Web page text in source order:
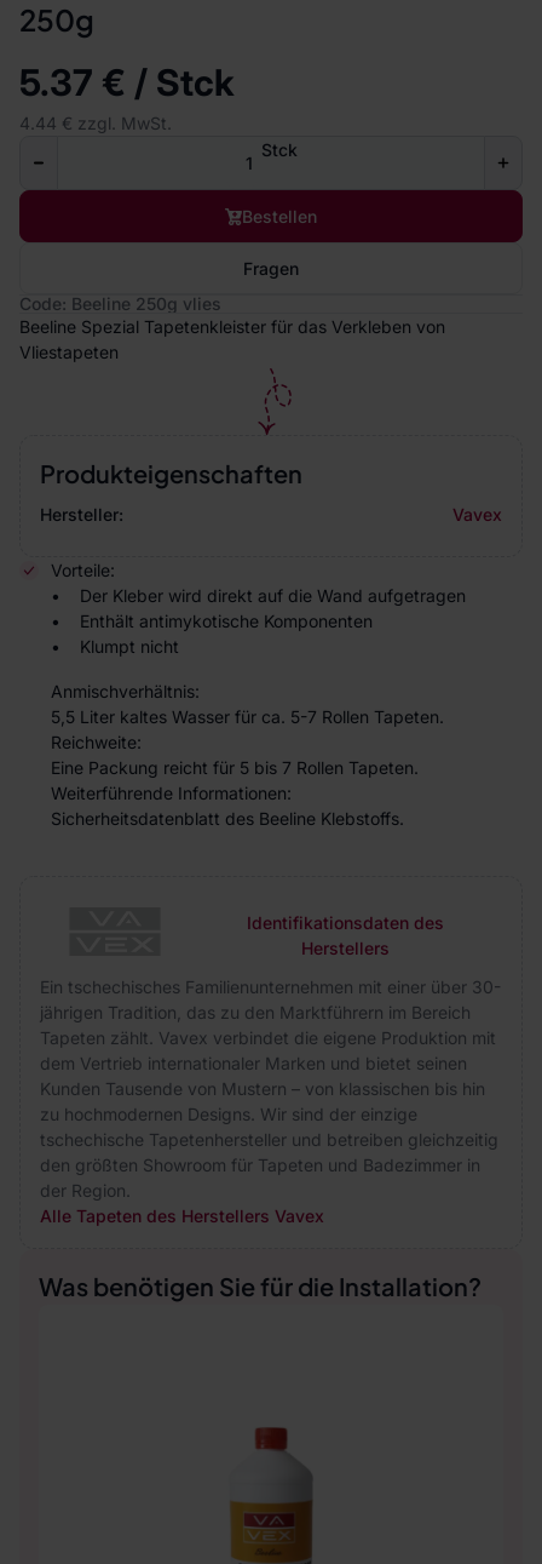
250g
5.37 € / Stck
4.44 € zzgl. MwSt.
Stck
Bestellen
Fragen
Code: Beeline 250g vlies
Beeline Spezial Tapetenkleister für das Verkleben von
Vliestapeten
Produkteigenschaften
Hersteller: Vavex
Vorteile:
• Der Kleber wird direkt auf die Wand aufgetragen
• Enthält antimykotische Komponenten
• Klumpt nicht
Anmischverhältnis:
5,5 Liter kaltes Wasser für ca. 5-7 Rollen Tapeten.
Reichweite:
Eine Packung reicht für 5 bis 7 Rollen Tapeten.
Weiterführende Informationen:
Sicherheitsdatenblatt des Beeline Klebstoffs.
Identifikationsdaten des
Herstellers
Ein tschechisches Familienunternehmen mit einer über 30-
jährigen Tradition, das zu den Marktführern im Bereich
Tapeten zählt. Vavex verbindet die eigene Produktion mit
dem Vertrieb internationaler Marken und bietet seinen
Kunden Tausende von Mustern – von klassischen bis hin
zu hochmodernen Designs. Wir sind der einzige
tschechische Tapetenhersteller und betreiben gleichzeitig
den größten Showroom für Tapeten und Badezimmer in
der Region.
Alle Tapeten des Herstellers Vavex
Was benötigen Sie für die Installation?